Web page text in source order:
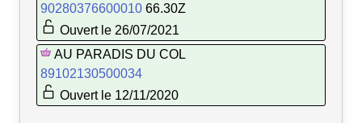
90280376600010 66.30Z
Ouvert le 26/07/2021
AU PARADIS DU COL
89102130500034
Ouvert le 12/11/2020